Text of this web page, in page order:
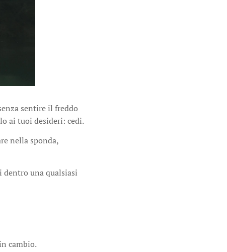
sentire il freddo
ai tuoi desideri: cedi.
nella sponda,
dentro una qualsiasi
cambio.